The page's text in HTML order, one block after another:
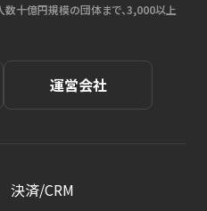
十億円規模の団体まで、3,000以上
運営会社
決済/CRM